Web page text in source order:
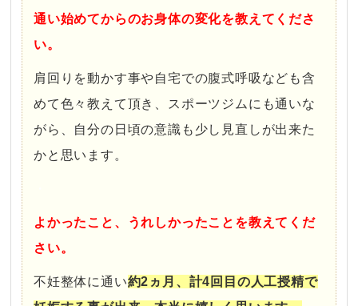
通い始めてからのお身体の変化を教えてくださ
い。
肩回りを動かす事や自宅での腹式呼吸なども含
めて色々教えて頂き、スポーツジムにも通いな
がら、自分の日頃の意識も少し見直しが出来た
かと思います。
よかったこと、うれしかったことを教えてくだ
さい。
不妊整体に通い約2ヵ月、計4回目の人工授精で